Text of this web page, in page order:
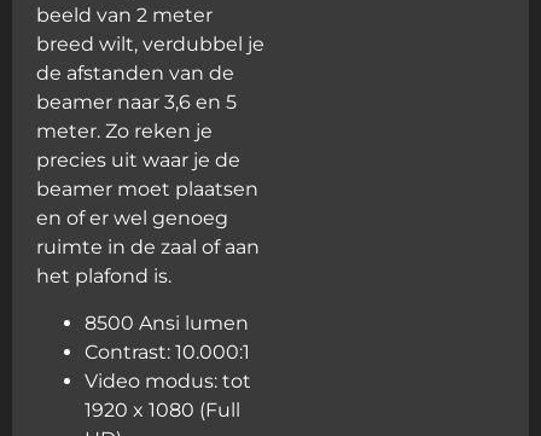
beeld van 2 meter
breed wilt, verdubbel je
de afstanden van de
beamer naar 3,6 en 5
meter. Zo reken je
precies uit waar je de
beamer moet plaatsen
en of er wel genoeg
ruimte in de zaal of aan
het plafond is.
8500 Ansi lumen
Contrast: 10.000:1
Video modus: tot
1920 x 1080 (Full